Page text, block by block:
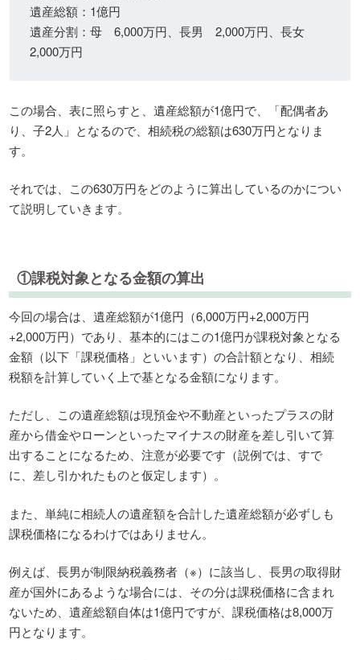
遺産総額：1億円
遺産分割：母 6,000万円、長男 2,000万円、長女
2,000万円
この場合、表に照らすと、遺産総額が1億円で、「配偶者あ
り、子2人」となるので、相続税の総額は630万円となりま
す。
それでは、この630万円をどのように算出しているのかについ
て説明していきます。
①課税対象となる金額の算出
今回の場合は、遺産総額が1億円（6,000万円+2,000万円
+2,000万円）であり、基本的にはこの1億円が課税対象となる
金額（以下「課税価格」といいます）の合計額となり、相続
税額を計算していく上で基となる金額になります。
ただし、この遺産総額は現預金や不動産といったプラスの財
産から借金やローンといったマイナスの財産を差し引いて算
出することになるため、注意が必要です（説例では、すで
に、差し引かれたものと仮定します）。
また、単純に相続人の遺産額を合計した遺産総額が必ずしも
課税価格になるわけではありません。
例えば、長男が制限納税義務者（※）に該当し、長男の取得財
産が国外にあるような場合には、その分は課税価格に含まれ
ないため、遺産総額自体は1億円ですが、課税価格は8,000万
円となります。